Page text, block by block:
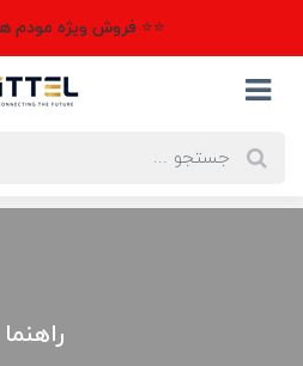
⭐⭐ فروش ویژه مودم
راهنما